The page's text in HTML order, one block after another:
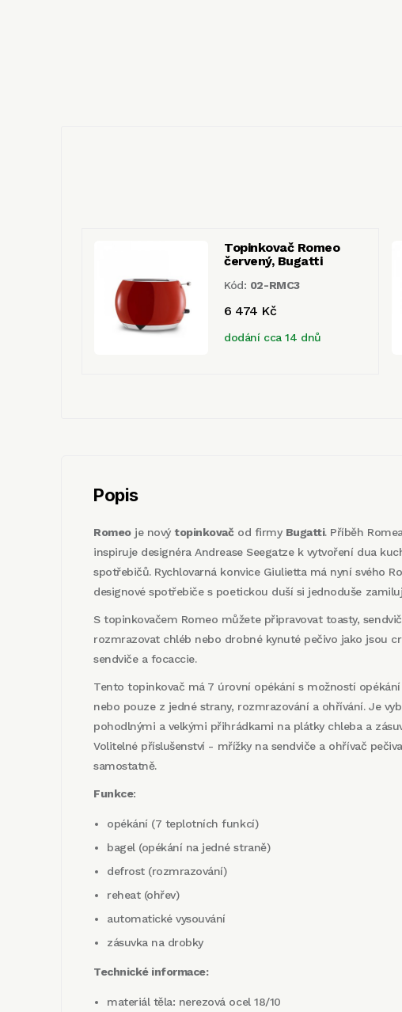
Topinkovač Romeo
červený, Bugatti
Kód: 02-RMC3
6 474 Kč
dodání cca 14 dnů
Popis
Romeoje novýtopinkovačod firmy Bugatti. Příběh
inspiruje designéra Andrease Seegatze k vytvoření dua
spotřebičů. Rychlovarná konvice Giulietta má nyní svého
designové spotřebiče s poetickou duší si jednoduše
S topinkovačem Romeo můžete připravovat toasty,
rozmrazovat chléb nebo drobné kynuté pečivo jako jsou
sendviče a focaccie.
Tento topinkovač má 7 úrovní opékání s možností
nebo pouze z jedné strany, rozmrazování a ohřívání. Je
pohodlnými a velkými přihrádkami na plátky chleba a
Volitelné příslušenství - mřížky na sendviče a ohřívač
samostatně.
Funkce:
opékání (7 teplotních funkcí)
bagel (opékání na jedné straně)
defrost (rozmrazování)
reheat (ohřev)
automatické vysouvání
zásuvka na drobky
Technické informace:
materiál těla: nerezová ocel 18/10